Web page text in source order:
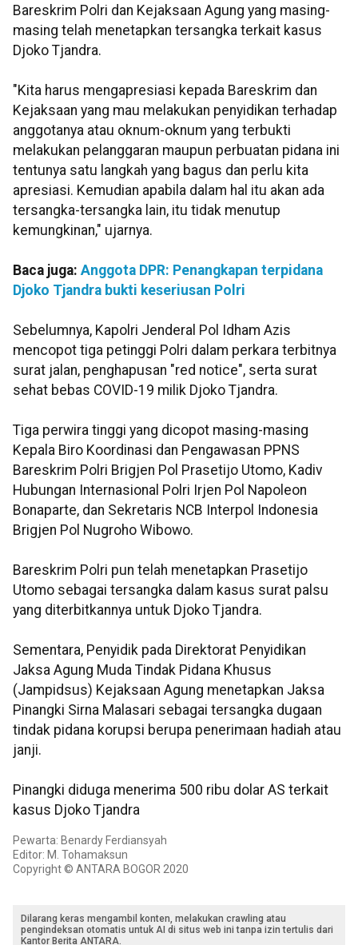
Bareskrim Polri dan Kejaksaan Agung yang masing-
masing telah menetapkan tersangka terkait kasus
Djoko Tjandra.
"Kita harus mengapresiasi kepada Bareskrim dan
Kejaksaan yang mau melakukan penyidikan terhadap
anggotanya atau oknum-oknum yang terbukti
melakukan pelanggaran maupun perbuatan pidana ini
tentunya satu langkah yang bagus dan perlu kita
apresiasi. Kemudian apabila dalam hal itu akan ada
tersangka-tersangka lain, itu tidak menutup
kemungkinan," ujarnya.
Baca juga: Anggota DPR: Penangkapan terpidana
Djoko Tjandra bukti keseriusan Polri
Sebelumnya, Kapolri Jenderal Pol Idham Azis
mencopot tiga petinggi Polri dalam perkara terbitnya
surat jalan, penghapusan "red notice", serta surat
sehat bebas COVID-19 milik Djoko Tjandra.
Tiga perwira tinggi yang dicopot masing-masing
Kepala Biro Koordinasi dan Pengawasan PPNS
Bareskrim Polri Brigjen Pol Prasetijo Utomo, Kadiv
Hubungan Internasional Polri Irjen Pol Napoleon
Bonaparte, dan Sekretaris NCB Interpol Indonesia
Brigjen Pol Nugroho Wibowo.
Bareskrim Polri pun telah menetapkan Prasetijo
Utomo sebagai tersangka dalam kasus surat palsu
yang diterbitkannya untuk Djoko Tjandra.
Sementara, Penyidik pada Direktorat Penyidikan
Jaksa Agung Muda Tindak Pidana Khusus
(Jampidsus) Kejaksaan Agung menetapkan Jaksa
Pinangki Sirna Malasari sebagai tersangka dugaan
tindak pidana korupsi berupa penerimaan hadiah atau
janji.
Pinangki diduga menerima 500 ribu dolar AS terkait
kasus Djoko Tjandra
Pewarta: Benardy Ferdiansyah
Editor: M. Tohamaksun
Copyright © ANTARA BOGOR 2020
Dilarang keras mengambil konten, melakukan crawling atau
pengindeksan otomatis untuk AI di situs web ini tanpa izin tertulis dari
Kantor Berita ANTARA.